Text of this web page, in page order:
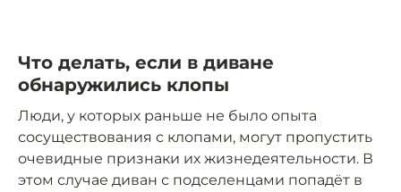
Что делать, если в диване
обнаружились клопы
Люди, у которых раньше не было опыта
сосуществования с клопами, могут пропустить
очевидные признаки их жизнедеятельности. В
этом случае диван с подселенцами попадёт в